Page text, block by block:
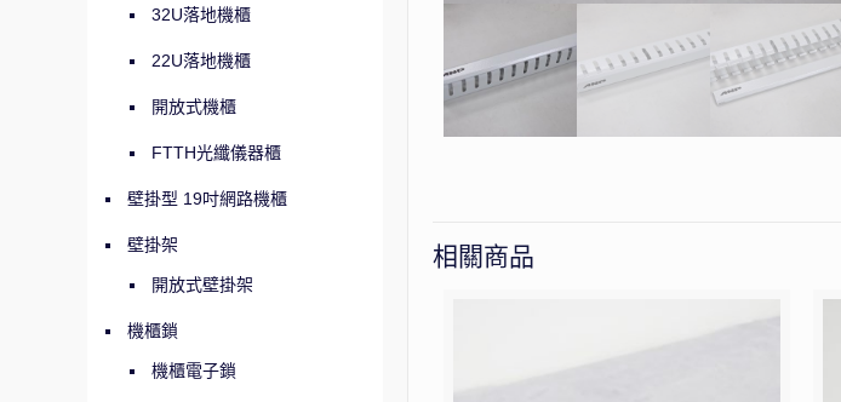
相關商品
32U落地機櫃
22U落地機櫃
開放式機櫃
FTTH光纖儀器櫃
壁掛型 19吋網路機櫃
壁掛架
開放式壁掛架
機櫃鎖
機櫃電子鎖